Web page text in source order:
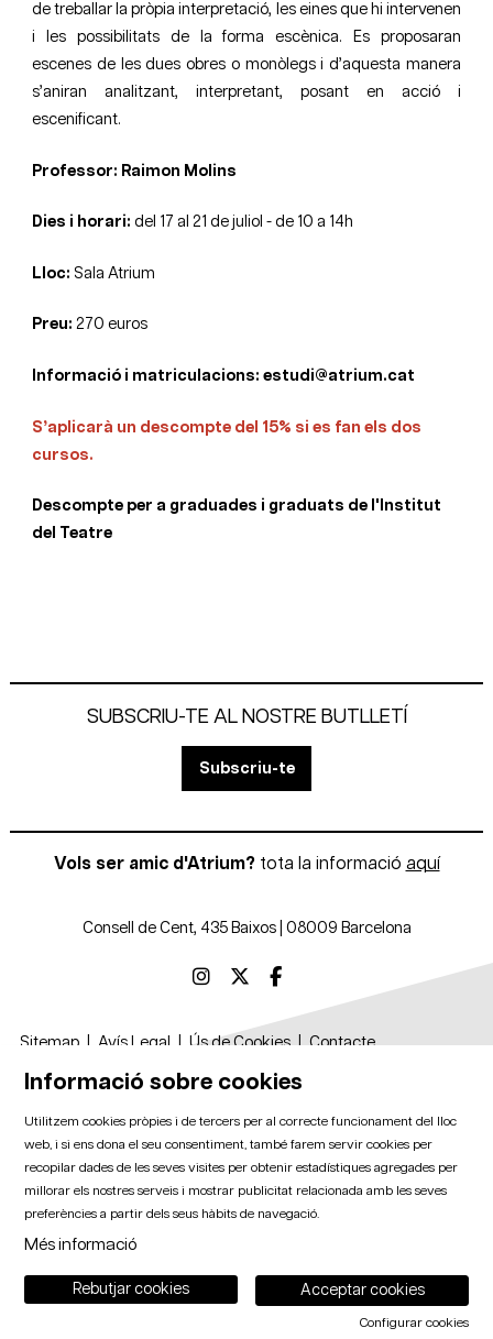
de treballar la pròpia interpretació, les eines que hi intervenen
i les possibilitats de la forma escènica. Es proposaran
escenes de les dues obres o monòlegs i d’aquesta manera
s’aniran analitzant, interpretant, posant en acció i
escenificant.
Professor: Raimon Molins
Dies i horari: del 17 al 21 de juliol - de 10 a 14h
Lloc: Sala Atrium
Preu: 270 euros
Informació i matriculacions: estudi@atrium.cat
S’aplicarà un descompte del 15% si es fan els dos
cursos.
Descompte per a graduades i graduats de l'Institut
del Teatre
SUBSCRIU-TE AL NOSTRE BUTLLETÍ
Subscriu-te
Vols ser amic d'Atrium?tota la informació aquí
Consell de Cent, 435 Baixos | 08009 Barcelona
Link a instagram
Link a twitter
Link a facebook
Sitemap | Avís Legal | Ús de Cookies | Contacte
Amb el suport de
Amb la col·laboració de
Informació sobre cookies
Utilitzem cookies pròpies i de tercers per al correcte funcionament del lloc
web, i si ens dona el seu consentiment, també farem servir cookies per
recopilar dades de les seves visites per obtenir estadístiques agregades per
millorar els nostres serveis i mostrar publicitat relacionada amb les seves
preferències a partir dels seus hàbits de navegació.
Més informació
Acceptar cookies
Rebutjar cookies
Configurar cookies